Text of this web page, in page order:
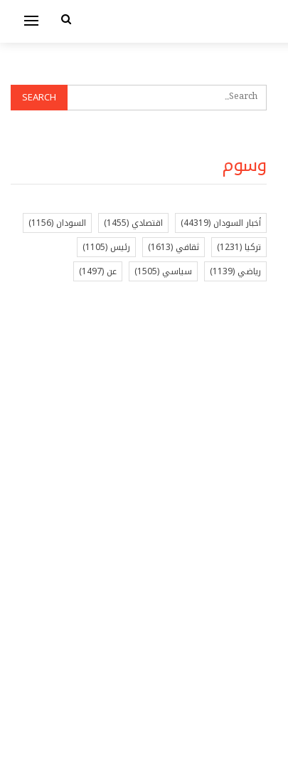
وسوم
أخبار السودان (44319) اقتصادي (1455) السودان (1156)
تركيا (1231) ثقافي (1613) رئيس (1105)
رياضي (1139) سياسي (1505) عن (1497)